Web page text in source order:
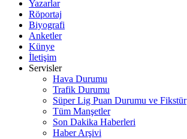
Yazarlar
Röportaj
Biyografi
Anketler
Künye
İletişim
Servisler
Hava Durumu
Trafik Durumu
Süper Lig Puan Durumu ve Fikstür
Tüm Manşetler
Son Dakika Haberleri
Haber Arşivi